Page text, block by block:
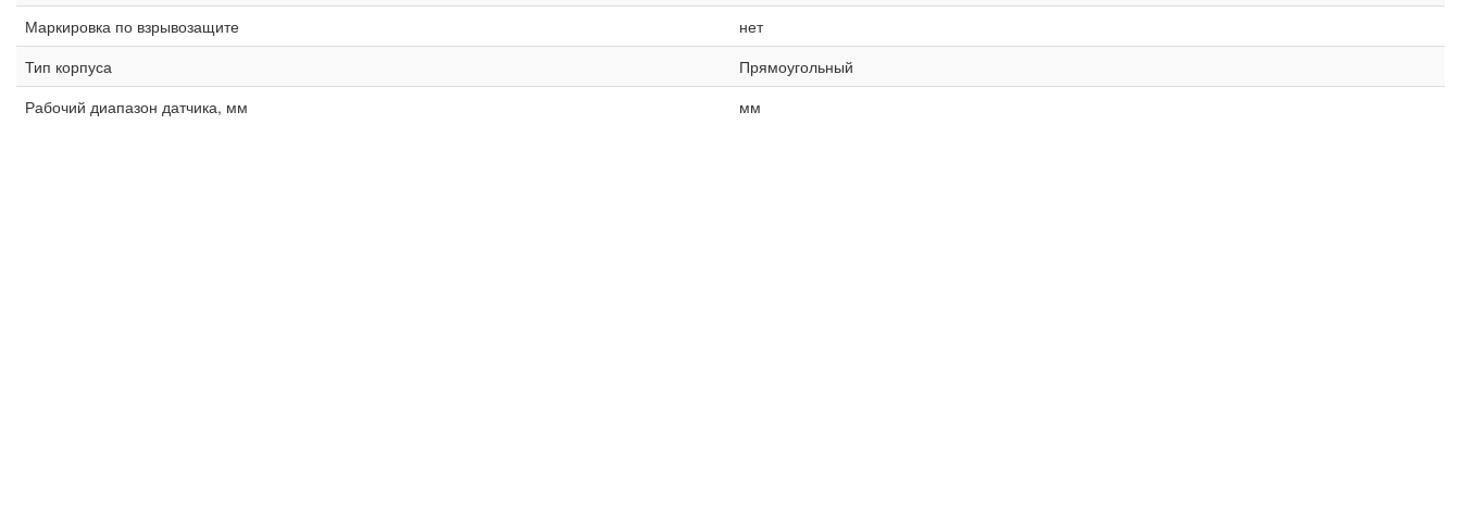
Маркировка по взрывозащите
нет
Тип корпуса
Прямоугольный
Рабочий диапазон датчика, мм
мм